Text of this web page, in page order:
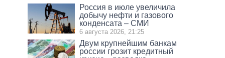
Россия в июле увеличила
добычу нефти и газового
конденсата – СМИ
6 августа 2026, 21:25
Двум крупнейшим банкам
россии грозит кредитный